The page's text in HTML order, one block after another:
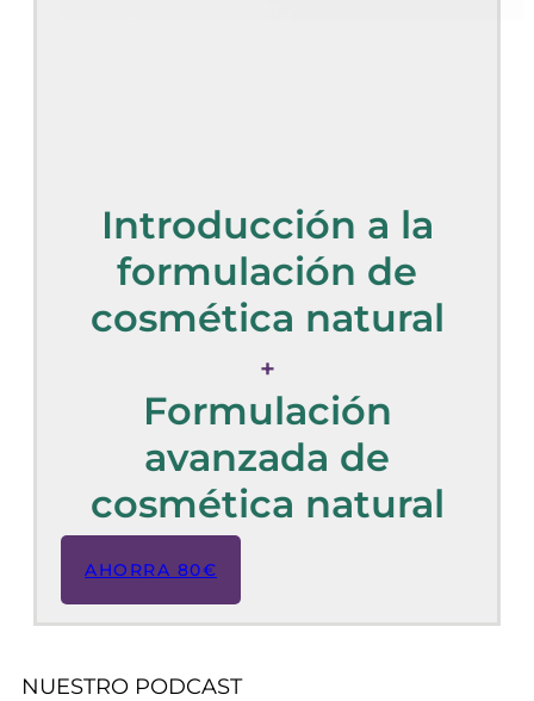
Introducción a la
formulación de
cosmética natural
+
Formulación
avanzada de
cosmética natural
AHORRA 80€
NUESTRO PODCAST